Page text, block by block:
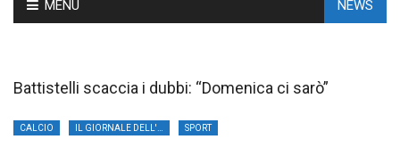
to
MENU NEWS
Battistelli scaccia i dubbi: “Domenica ci sarò”
CALCIO SPORT